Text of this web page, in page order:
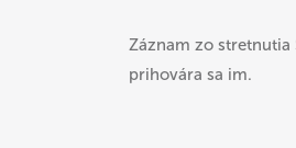
Záznam zo
prihovára sa im.